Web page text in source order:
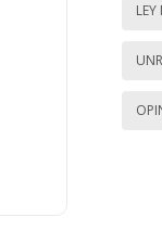
UNR